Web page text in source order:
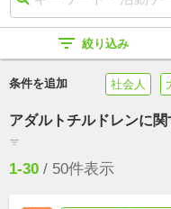
filter_list 絞り込み
条件を追加 社会人
アダルトチルドレンに
filter_list
1-30 / 50件表示